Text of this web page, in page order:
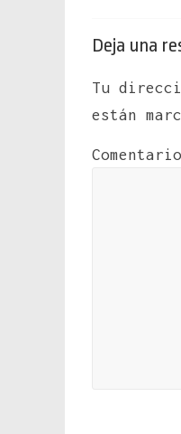
Deja una
Tu
están
Comentario